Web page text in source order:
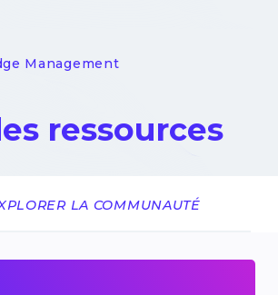
Management
ressources
LA COMMUNAUTÉ